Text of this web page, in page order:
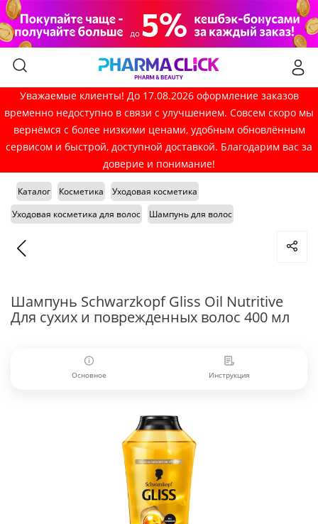
Уважаемые клиенты! До 17.08.2026 оформление заказов
временно недоступно в связи с улучшением. Совсем скоро мы
вернёмся с более низкими ценами, удобным обновлённым
сервисом и быстрой, доступной доставкой. Благодарим вас за
доверие и понимание!
Каталог Косметика
Уходовая косметика
Уходовая косметика для волос
Шампунь для волос
Шампунь Schwarzkopf Gliss Oil Nutritive
Для сухих и поврежденных волос 400 мл
Основное Инструкция